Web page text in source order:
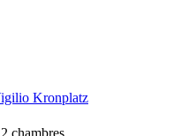
Kronplatz